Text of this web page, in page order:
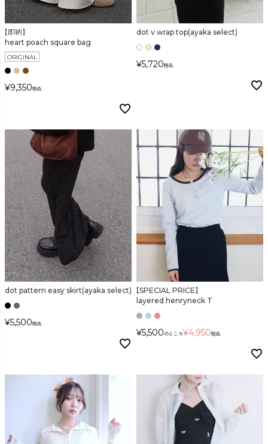
【即納】
heart poach square bag
ORIGINAL
¥9,350税込
dot v wrap top(ayaka select)
¥5,720税込
dot pattern easy skirt(ayaka select)
¥5,500税込
【SPECIAL PRICE】
layered henryneck T
¥5,500 のところ¥4,950税込